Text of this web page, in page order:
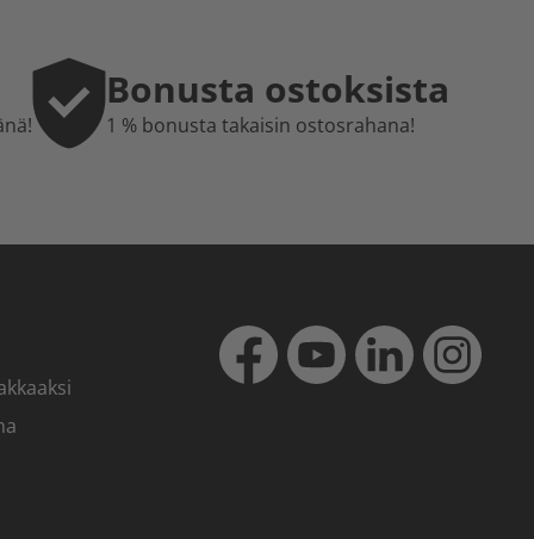
Bonusta ostoksista
1 % bonusta takaisin ostosrahana!